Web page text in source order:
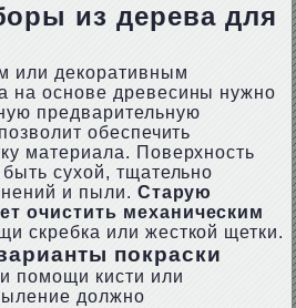
из дерева для
или декоративным
на основе древесины нужно
предварительную
обеспечить
материала. Поверхность
сухой, тщательно
и пыли. Старую
очистить механическим
скребка или жесткой щетки.
покраски
помощи кисти или
должно